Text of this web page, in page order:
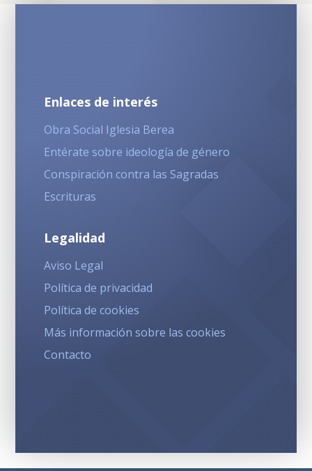
Enlaces de interés
Obra Social Iglesia Berea
Entérate sobre ideología de género
Conspiración contra las Sagradas
Escrituras
Legalidad
Aviso Legal
Política de privacidad
Política de cookies
Más información sobre las cookies
Contacto